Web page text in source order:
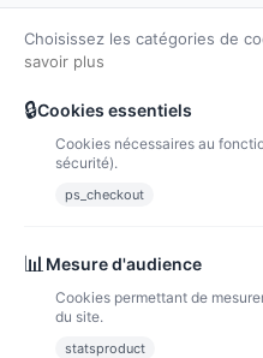
🎶 Box personnalisée K-Pop
& activités
16,90
Choisissez les catégories de
savoir plus
🔒Cookies essentiels
Cookies nécessaires au
sécurité).
ps_checkout
📊 Mesure d'audience
Cookies permettant de
du site.
statsproduct